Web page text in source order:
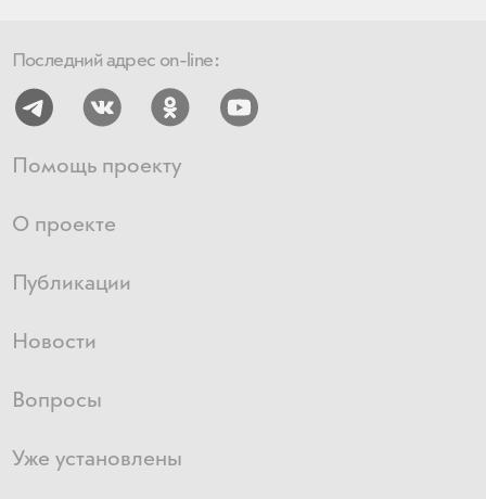
Последний адрес on-line:
Помощь проекту
О проекте
Публикации
Новости
Вопросы
Уже установлены